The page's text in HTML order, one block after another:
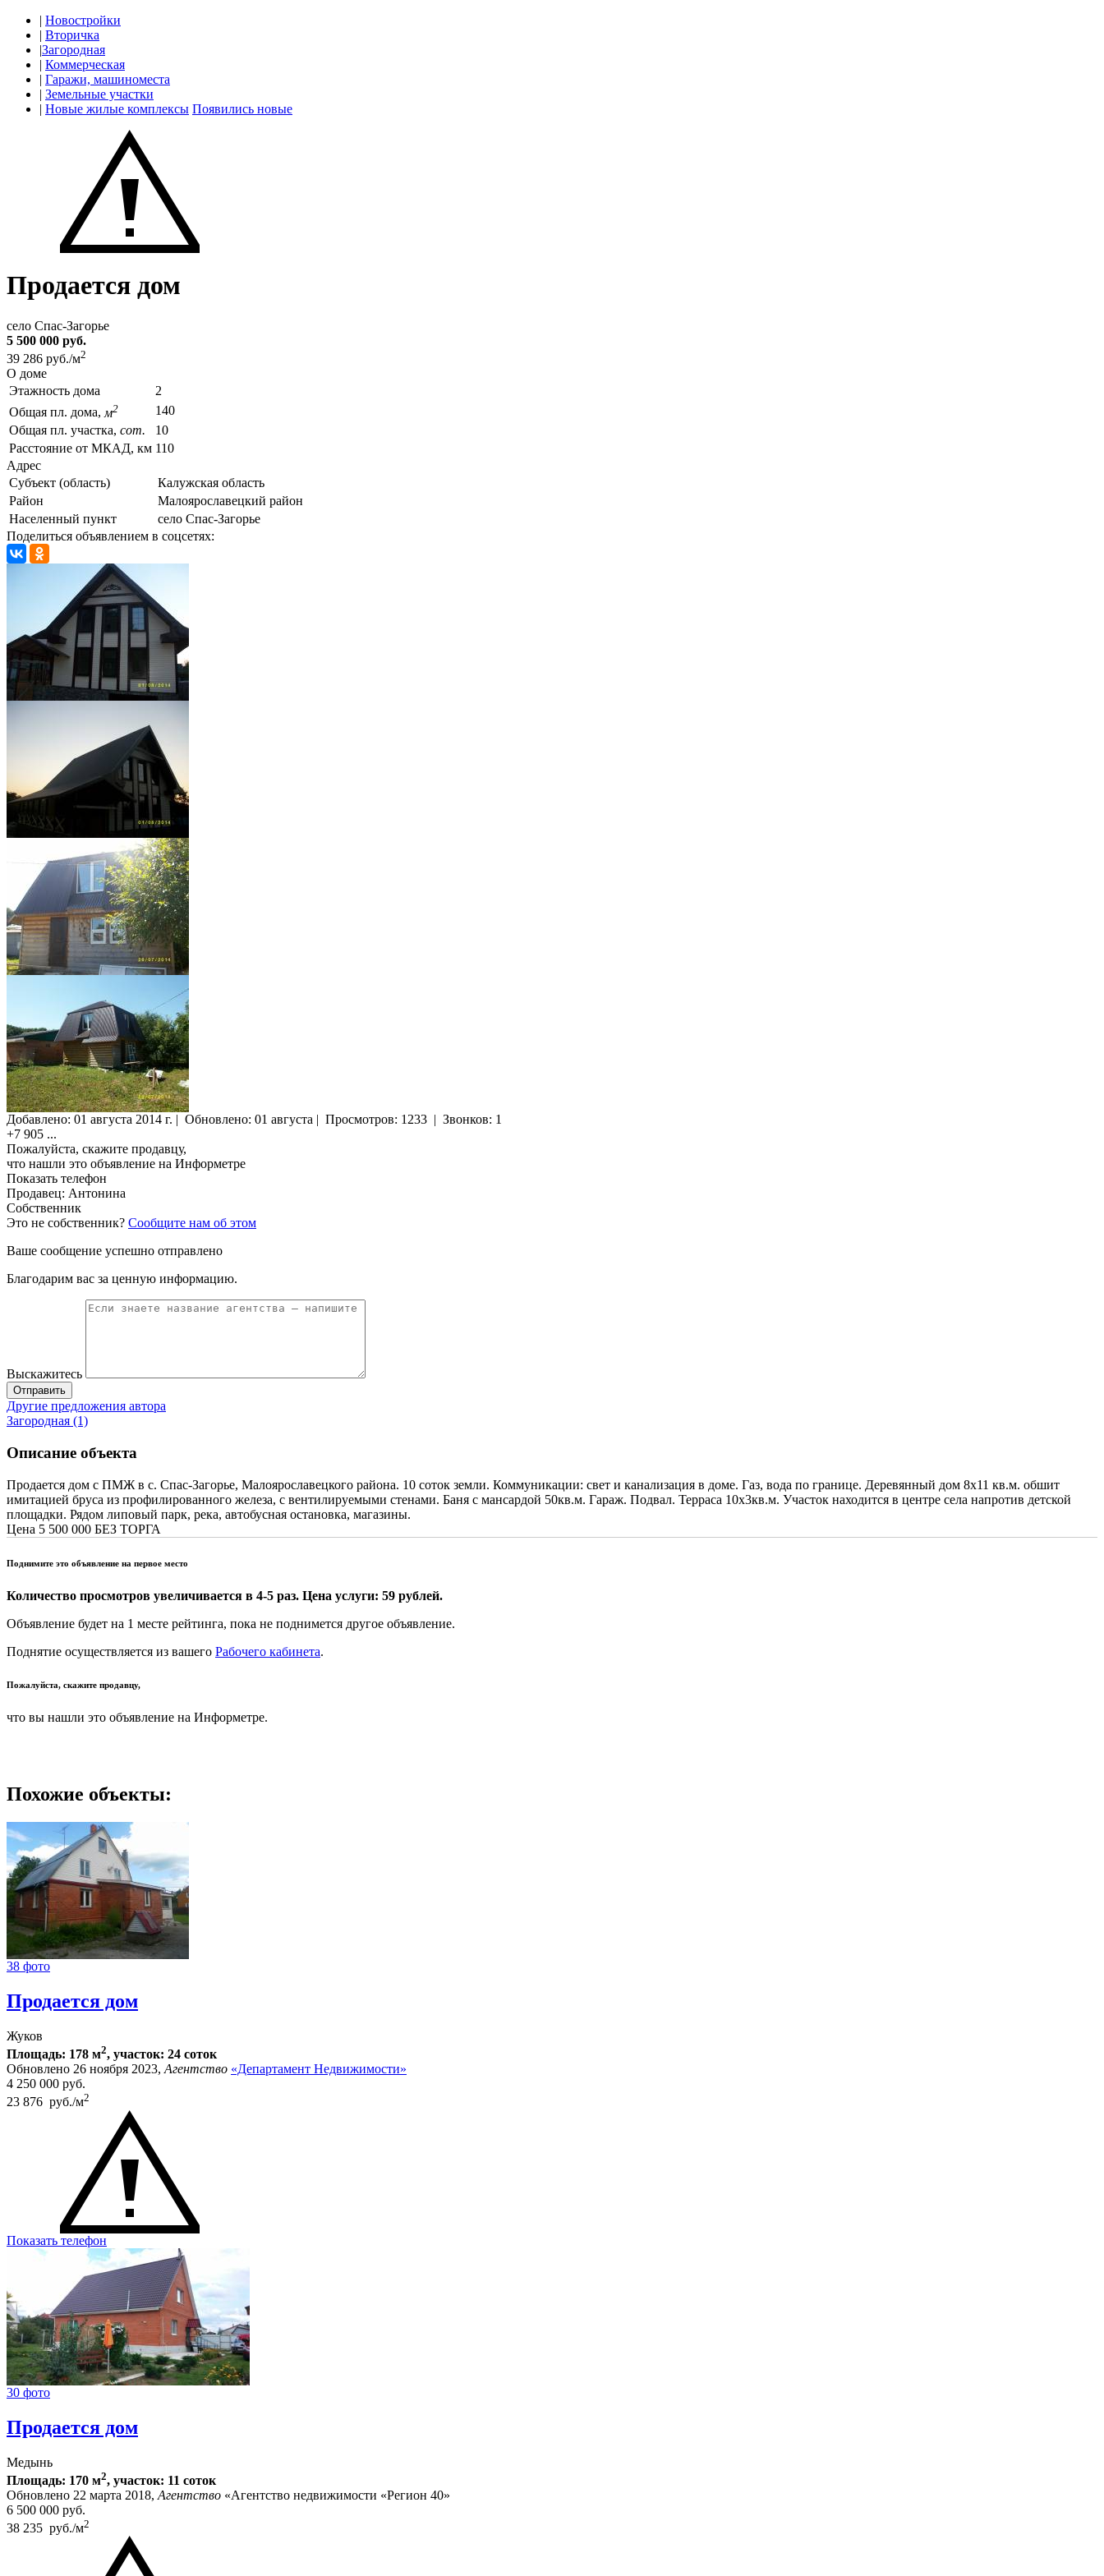
| Новостройки
| Вторичка
|Загородная
| Коммерческая
| Гаражи, машиноместа
| Земельные участки
| Новые жилые комплексы Появились новые
Продается дом
село Спас-Загорье
5 500 000 руб.
39 286 руб./м2
О доме
Этажность дома
2
Общая пл. дома, м2
140
Общая пл. участка, сот.
10
Расстояние от МКАД, км 110
Адрес
Субъект (область)
Калужская область
Район
Малоярославецкий район
Населенный пункт
село Спас-Загорье
Поделиться объявлением в соцсетях:
Добавлено: 01 августа 2014 г. | Обновлено: 01 августа | Просмотров: 1233 | Звонков: 1
+7 905 ...
Пожалуйста, скажите продавцу,
что нашли это объявление на Информетре
Показать телефон
Продавец: Антонина
Собственник
Это не собственник? Сообщите нам об этом
Ваше сообщение успешно отправлено
Благодарим вас за ценную информацию.
Выскажитесь
Отправить
Другие предложения автора
Загородная (1)
Описание объекта
Продается дом с ПМЖ в с. Спас-Загорье, Малоярославецкого района. 10 соток земли. Коммуникации: свет и канализация в доме. Газ, вода по границе. Деревянный дом 8х11 кв.м. обшит
имитацией бруса из профилированного железа, с вентилируемыми стенами. Баня с мансардой 50кв.м. Гараж. Подвал. Терраса 10х3кв.м. Участок находится в центре села напротив детской
площадки. Рядом липовый парк, река, автобусная остановка, магазины.
Цена 5 500 000 БЕЗ ТОРГА
Поднимите это объявление на первое место
Количество просмотров увеличивается в 4-5 раз. Цена услуги: 59 рублей.
Объявление будет на 1 месте рейтинга, пока не поднимется другое объявление.
Поднятие осуществляется из вашего Рабочего кабинета.
Пожалуйста, скажите продавцу,
что вы нашли это объявление на Информетре.
Похожие объекты:
38 фото
Продается дом
Жуков
Площадь: 178 м2, участок: 24 соток
Обновлено 26 ноября 2023,Агентство «Департамент Недвижимости»
4 250 000 руб.
23 876 руб./м2
Показать телефон
30 фото
Продается дом
Медынь
Площадь: 170 м2, участок: 11 соток
Обновлено 22 марта 2018, Агентство «Агентство недвижимости «Регион 40»
6 500 000 руб.
38 235 руб./м2